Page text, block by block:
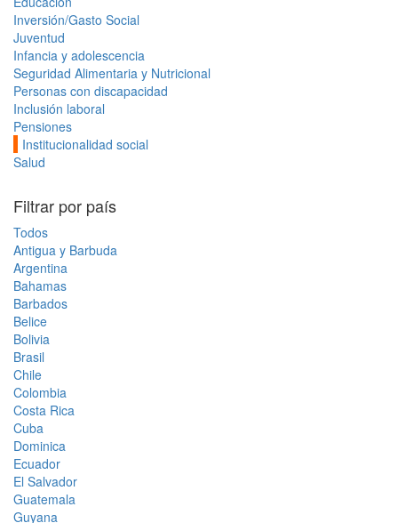
Inversión/Gasto Social
Juventud
Infancia y adolescencia
Seguridad Alimentaria y Nutricional
Personas con discapacidad
Inclusión laboral
Pensiones
Institucionalidad social
Salud
Filtrar por país
Todos
Antigua y Barbuda
Argentina
Bahamas
Barbados
Belice
Bolivia
Brasil
Chile
Colombia
Costa Rica
Cuba
Dominica
Ecuador
El Salvador
Guatemala
Guyana